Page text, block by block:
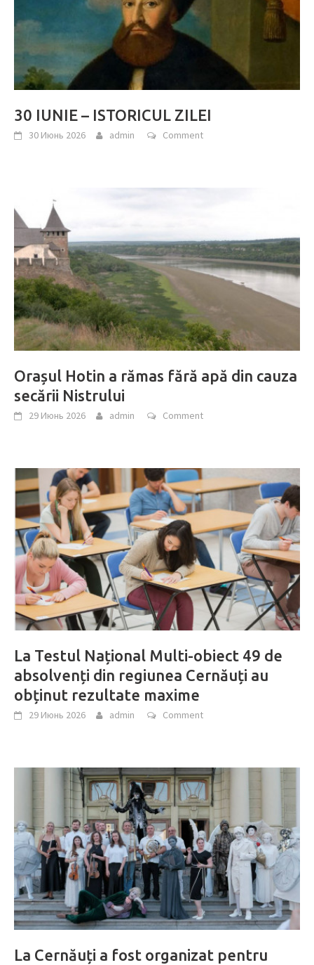
30 IUNIE – ISTORICUL ZILEI
30 Июнь 2026 admin Comment
Orașul Hotin a rămas fără apă din cauza
secării Nistrului
29 Июнь 2026 admin Comment
La Testul Național Multi-obiect 49 de
absolvenți din regiunea Cernăuți au
obținut rezultate maxime
29 Июнь 2026 admin Comment
La Cernăuți a fost organizat pentru